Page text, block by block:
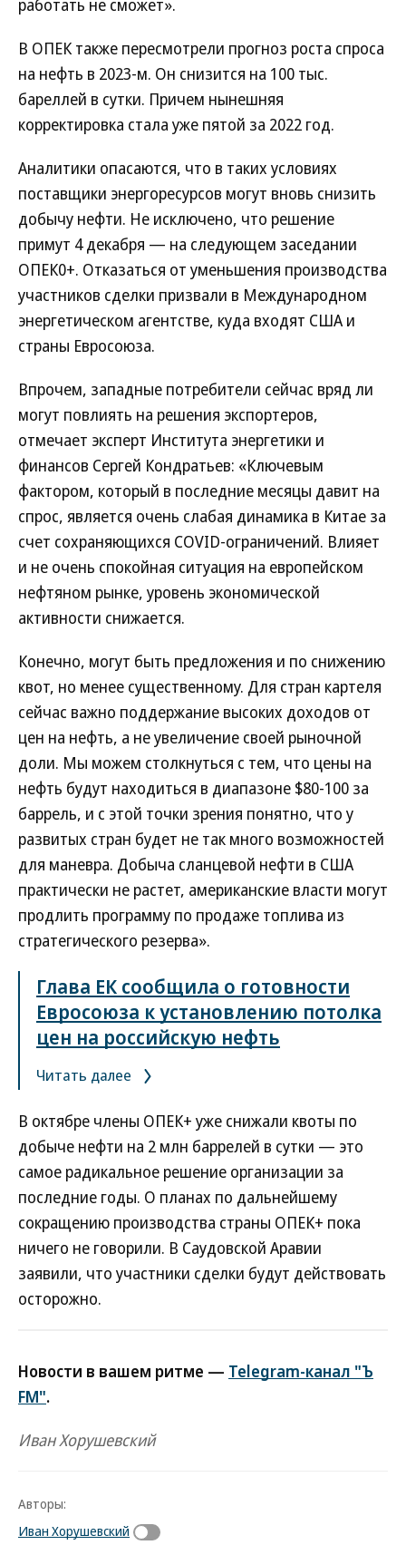
работать не сможет».
В ОПЕК также пересмотрели прогноз роста спроса
на нефть в 2023-м. Он снизится на 100 тыс.
бареллей в сутки. Причем нынешняя
корректировка стала уже пятой за 2022 год.
Аналитики опасаются, что в таких условиях
поставщики энергоресурсов могут вновь снизить
добычу нефти. Не исключено, что решение
примут 4 декабря — на следующем заседании
ОПЕК0+. Отказаться от уменьшения производства
участников сделки призвали в Международном
энергетическом агентстве, куда входят США и
страны Евросоюза.
Впрочем, западные потребители сейчас вряд ли
могут повлиять на решения экспортеров,
отмечает эксперт Института энергетики и
финансов Сергей Кондратьев: «Ключевым
фактором, который в последние месяцы давит на
спрос, является очень слабая динамика в Китае за
счет сохраняющихся COVID-ограничений. Влияет
и не очень спокойная ситуация на европейском
нефтяном рынке, уровень экономической
активности снижается.
Конечно, могут быть предложения и по снижению
квот, но менее существенному. Для стран картеля
сейчас важно поддержание высоких доходов от
цен на нефть, а не увеличение своей рыночной
доли. Мы можем столкнуться с тем, что цены на
нефть будут находиться в диапазоне $80-100 за
баррель, и с этой точки зрения понятно, что у
развитых стран будет не так много возможностей
для маневра. Добыча сланцевой нефти в США
практически не растет, американские власти могут
продлить программу по продаже топлива из
стратегического резерва».
Глава ЕК сообщила о готовности
Евросоюза к установлению потолка
цен на российскую нефть
Читать далее
В октябре члены ОПЕК+ уже снижали квоты по
добыче нефти на 2 млн баррелей в сутки — это
самое радикальное решение организации за
последние годы. О планах по дальнейшему
сокращению производства страны ОПЕК+ пока
ничего не говорили. В Саудовской Аравии
заявили, что участники сделки будут действовать
осторожно.
Новости в вашем ритме — Telegram-канал "Ъ
FM".
Иван Хорушевский
Авторы:
Иван Хорушевский